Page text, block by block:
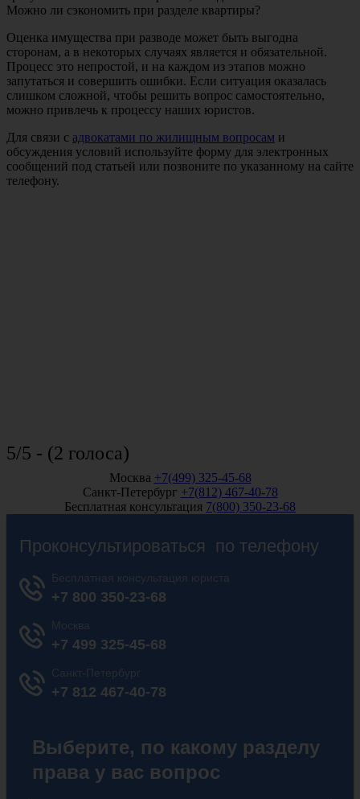
Можно ли сэкономить при разделе квартиры?
Оценка имущества при разводе может быть выгодна
сторонам, а в некоторых случаях является и обязательной.
Процесс это непростой, и на каждом из этапов можно
запутаться и совершить ошибки. Если ситуация оказалась
слишком сложной, чтобы решить вопрос самостоятельно,
можно привлечь к процессу наших юристов.
Для связи с адвокатами по жилищным вопросам и
обсуждения условий используйте форму для электронных
сообщений под статьей или позвоните по указанному на сайте
телефону.
5/5 - (2 голоса)
Москва +7(499) 325-45-68
Санкт-Петербург +7(812) 467-40-78
Бесплатная консультация 7(800) 350-23-68